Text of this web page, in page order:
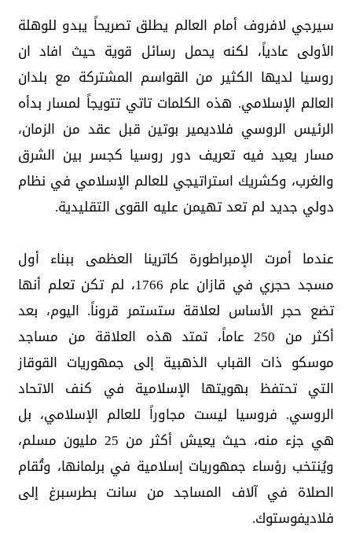
سيرجي لافروف أمام العالم يطلق تصريحاً يبدو للوهلة
الأولى عادياً، لكنه يحمل رسائل قوية حيث افاد ان
روسيا لديها الكثير من القواسم المشتركة مع بلدان
العالم الإسلامي. هذه الكلمات تاتي تتويجاً لمسار بدأه
الرئيس الروسي فلاديمير بوتين قبل عقد من الزمان،
مسار يعيد فيه تعريف دور روسيا كجسر بين الشرق
والغرب، وكشريك استراتيجي للعالم الإسلامي في نظام
دولي جديد لم تعد تهيمن عليه القوى التقليدية.
عندما أمرت الإمبراطورة كاترينا العظمى ببناء أول
مسجد حجري في قازان عام 1766، لم تكن تعلم أنها
تضع حجر الأساس لعلاقة ستستمر قروناً. اليوم، بعد
أكثر من 250 عاماً، تمتد هذه العلاقة من مساجد
موسكو ذات القباب الذهبية إلى جمهوريات القوقاز
التي تحتفظ بهويتها الإسلامية في كنف الاتحاد
الروسي. فروسيا ليست مجاوراً للعالم الإسلامي، بل
هي جزء منه، حيث يعيش أكثر من 25 مليون مسلم،
ويُنتخب رؤساء جمهوريات إسلامية في برلمانها، وتُقام
الصلاة في آلاف المساجد من سانت بطرسبرغ إلى
فلاديفوستوك.